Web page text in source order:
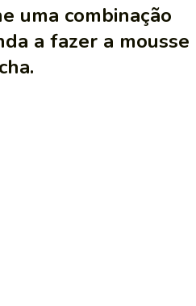
uma combinação
a fazer a mousse